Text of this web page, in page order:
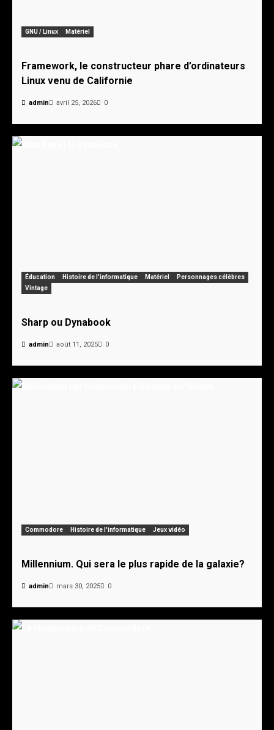
GNU / Linux Matériel
Framework, le constructeur phare d’ordinateurs
Linux venu de Californie
admin avril 25, 2026 0
Éducation Histoire de l'informatique Matériel
Personnages célèbres
Vintage
Sharp ou Dynabook
admin août 11, 2025 0
Commodore Histoire de l'informatique Jeux vidéo
Millennium. Qui sera le plus rapide de la galaxie?
admin mars 30, 2025 0